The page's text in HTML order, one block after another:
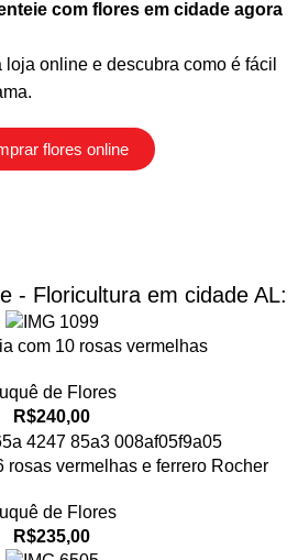
com flores em cidade agora
loja online e descubra como é fácil
flores online
- Floricultura em cidade AL:
com 10 rosas vermelhas
de Flores
R$240,00
rosas vermelhas e ferrero Rocher
de Flores
R$235,00